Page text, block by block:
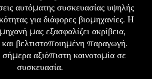
αυτόματης συσκευασίας υψηλής
για διάφορες βιομηχανίες. Η
μας εξασφαλίζει ακρίβεια,
και βελτιστοποιημένη παραγωγή.
αξιόπιστη καινοτομία σε
συσκευασία.